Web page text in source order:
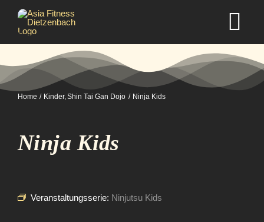
Inhalt
springen
Selbstverteidigung
Home Kinder Shin Tai Gan Dojo Ninja Kids
Ninja Kids
Veranstaltungsserie: Ninjutsu Kids